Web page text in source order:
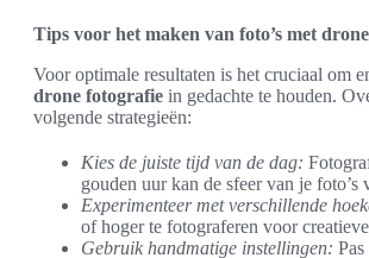
Tips voor het maken van foto’s met
Voor optimale resultaten is het cruciaal om
drone fotografie in gedachte te houden.
volgende strategieën:
Kies de juiste tijd van de dag:
gouden uur kan de sfeer van je foto’s
Experimenteer met verschillende
of hoger te fotograferen voor
Gebruik handmatige instellingen: